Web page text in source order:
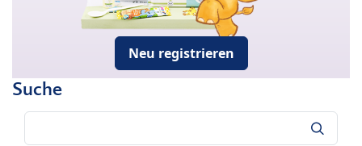
Neu registrieren
Suche